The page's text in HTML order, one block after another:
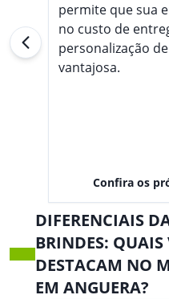
permite que sua
no custo de
personalização
vantajosa.
Confira os
DIFERENCIAIS
BRINDES: QUAIS
DESTACAM NO
EM ANGUERA?